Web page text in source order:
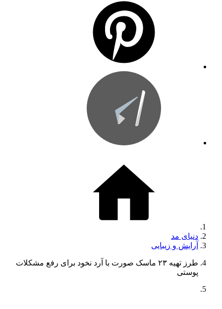
دنیای مد
آرایش و زیبایی
طرز تهیه ۲۳ ماسک صورت با آرد نخود برای رفع مشکلات
پوستی